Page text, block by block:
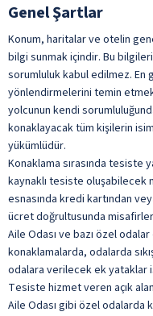
Türk Kahvesi
Mescit
Sürdürülebilir Turizm
Tekerlekli Sandalye
Teras
Masaj
Sauna
Türk Hamamı
Genel Şartlar
Konum, haritalar ve otelin
bilgi sunmak içindir. Bu
sorumluluk kabul edilmez.
yönlendirmelerini temin
yolcunun kendi
konaklayacak tüm kişilerin
yükümlüdür.
Konaklama sırasında tesiste
kaynaklı tesiste
esnasında kredi kartından
ücret doğrultusunda
Aile Odası ve bazı özel odalar
konaklamalarda, odalarda
odalara verilecek ek yataklar
Tesiste hizmet veren açık
Aile Odası gibi özel odalarda